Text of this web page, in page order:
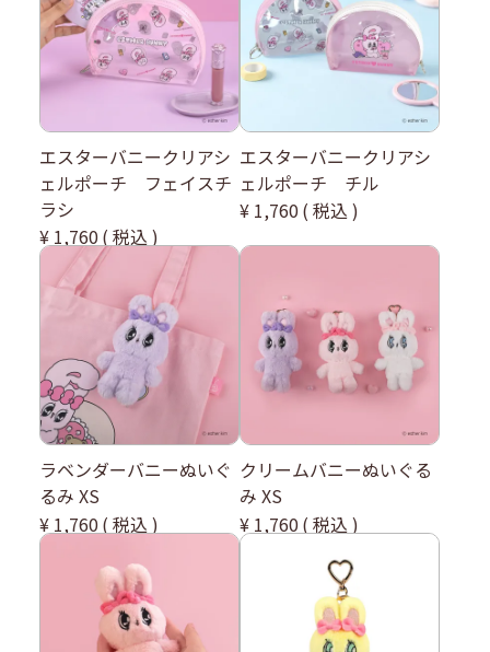
エスターバニークリアシ
ェルポーチ フェイスチ
ラシ
¥ 1,760 税込
エスターバニークリアシ
ェルポーチ チル
¥ 1,760 税込
ラベンダーバニーぬいぐ
るみ XS
¥ 1,760 税込
クリームバニーぬいぐる
み XS
¥ 1,760 税込